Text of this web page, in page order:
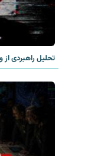
تحلیل راهبردی